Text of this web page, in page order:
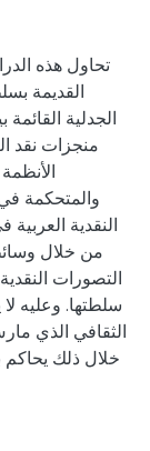
تحاول هذه
القديمة
الجدلية
منجزات نقد
والمتحكمة
النقدية
من خلال
التصورات
سلطتها. وعليه
الثقافي الذي
خلال ذلك يحاكم